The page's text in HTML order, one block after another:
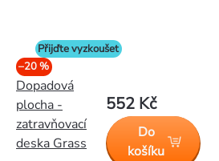
Přijďte vyzkoušet
–20 %
Dopadová
plocha -
zatravňovací
deska Grass
552 Kč
Do
košíku